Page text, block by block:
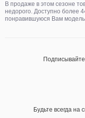
В продаже в этом сезоне
недорого. Доступно более
понравившуюся Вам
Будьте всегда